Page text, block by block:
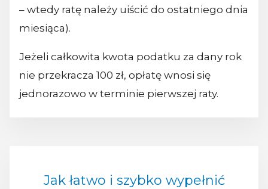
– wtedy ratę należy uiścić do ostatniego dnia
miesiąca).
Jeżeli całkowita kwota podatku za dany rok
nie przekracza 100 zł, opłatę wnosi się
jednorazowo w terminie pierwszej raty.
Jak łatwo i szybko wypełnić